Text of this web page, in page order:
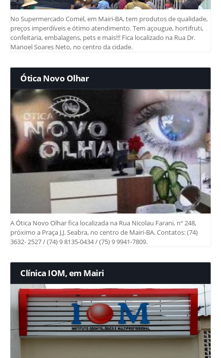
No Supermercado Comel, em Mairi-BA, tem produtos de qualidade,
preços imperdíveis e ótimo atendimento. Tem açougue, hortifruti,
confeitaria, embalagens, pets e mais!!! Fica localizado na Rua Dr.
Manoel Soares Neto, no centro da cidade.
Ótica Novo Olhar
A Ótica Novo Olhar fica localizada na Rua Nicolau Farani, nº 248,
próximo a Praça J.J. Seabra, no centro de Mairi-BA. Contatos: (74)
3632- 2527 / (74) 9 8135-0434 / (75) 9 9941-7809.
Clínica IOM, em Mairi